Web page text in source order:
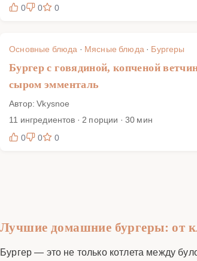
0
0 0
Основные блюда · Мясные блюда· Бургеры
Бургер с говядиной, копченой
сыром эмменталь
Автор: Vkysnoe
11 ингредиентов · 2 порции · 30 мин
0
0 0
Лучшие домашние бургеры: от
Бургер — это не только котлета между